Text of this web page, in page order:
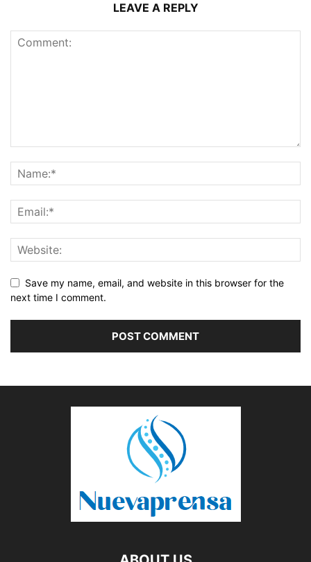
LEAVE A REPLY
Save my name, email, and website in this browser for the
next time I comment.